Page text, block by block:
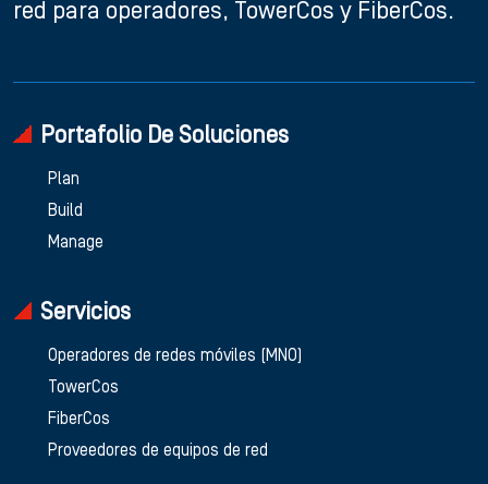
red para operadores, TowerCos y FiberCos.
Portafolio De Soluciones
Plan
Build
Manage
Servicios
Operadores de redes móviles (MNO)
TowerCos
FiberCos
Proveedores de equipos de red